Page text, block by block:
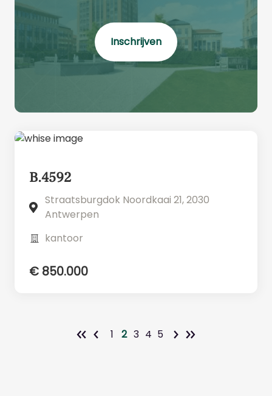
Inschrijven
B.4592
Straatsburgdok Noordkaai 21, 2030
Antwerpen
kantoor
€ 850.000
1 2 3 4 5